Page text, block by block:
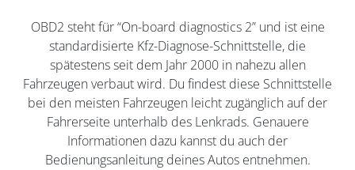
OBD2 steht für “On-board diagnostics 2” und ist eine
standardisierte Kfz-Diagnose-Schnittstelle, die
spätestens seit dem Jahr 2000 in nahezu allen
Fahrzeugen verbaut wird. Du findest diese Schnittstelle
bei den meisten Fahrzeugen leicht zugänglich auf der
Fahrerseite unterhalb des Lenkrads. Genauere
Informationen dazu kannst du auch der
Bedienungsanleitung deines Autos entnehmen.